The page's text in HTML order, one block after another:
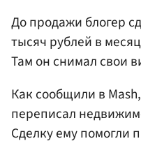
До продажи блогер
тысяч рублей в
Там он снимал свои
Как сообщили в
переписал
Сделку ему помогли